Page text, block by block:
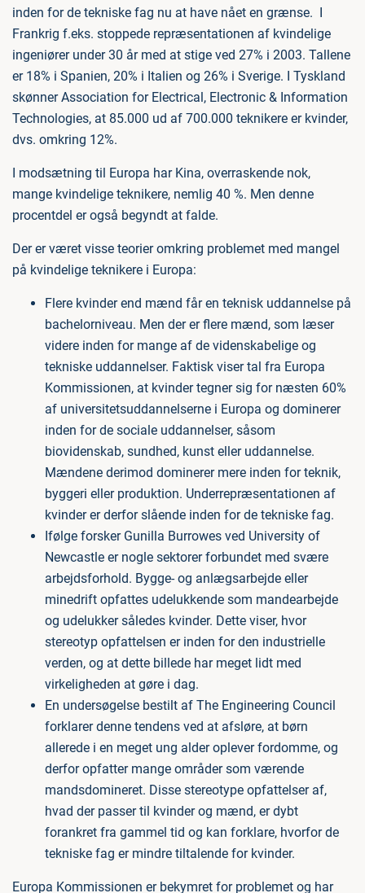
inden for de tekniske fag nu at have nået en grænse. I
Frankrig f.eks. stoppede repræsentationen af kvindelige
ingeniører under 30 år med at stige ved 27% i 2003. Tallene
er 18% i Spanien, 20% i Italien og 26% i Sverige. I Tyskland
skønner Association for Electrical, Electronic & Information
Technologies, at 85.000 ud af 700.000 teknikere er kvinder,
dvs. omkring 12%.
I modsætning til Europa har Kina, overraskende nok,
mange kvindelige teknikere, nemlig 40 %. Men denne
procentdel er også begyndt at falde.
Der er været visse teorier omkring problemet med mangel
på kvindelige teknikere i Europa:
Flere kvinder end mænd får en teknisk uddannelse på
bachelorniveau. Men der er flere mænd, som læser
videre inden for mange af de videnskabelige og
tekniske uddannelser. Faktisk viser tal fra Europa
Kommissionen, at kvinder tegner sig for næsten 60%
af universitetsuddannelserne i Europa og dominerer
inden for de sociale uddannelser, såsom
biovidenskab, sundhed, kunst eller uddannelse.
Mændene derimod dominerer mere inden for teknik,
byggeri eller produktion. Underrepræsentationen af
kvinder er derfor slående inden for de tekniske fag.
Ifølge forsker Gunilla Burrowes ved University of
Newcastle er nogle sektorer forbundet med svære
arbejdsforhold. Bygge- og anlægsarbejde eller
minedrift opfattes udelukkende som mandearbejde
og udelukker således kvinder. Dette viser, hvor
stereotyp opfattelsen er inden for den industrielle
verden, og at dette billede har meget lidt med
virkeligheden at gøre i dag.
En undersøgelse bestilt af The Engineering Council
forklarer denne tendens ved at afsløre, at børn
allerede i en meget ung alder oplever fordomme, og
derfor opfatter mange områder som værende
mandsdomineret. Disse stereotype opfattelser af,
hvad der passer til kvinder og mænd, er dybt
forankret fra gammel tid og kan forklare, hvorfor de
tekniske fag er mindre tiltalende for kvinder.
Europa Kommissionen er bekymret for problemet og har